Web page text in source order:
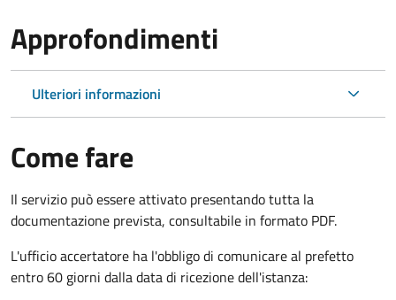
Approfondimenti
Ulteriori informazioni
Come fare
Il servizio può essere attivato presentando tutta la
documentazione prevista, consultabile in formato PDF.
L'ufficio accertatore ha l'obbligo di comunicare al prefetto
entro 60 giorni dalla data di ricezione dell'istanza: